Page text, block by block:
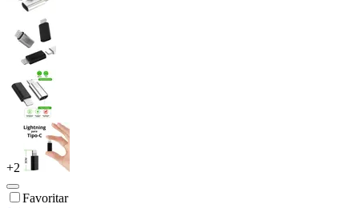
+2
Favoritar